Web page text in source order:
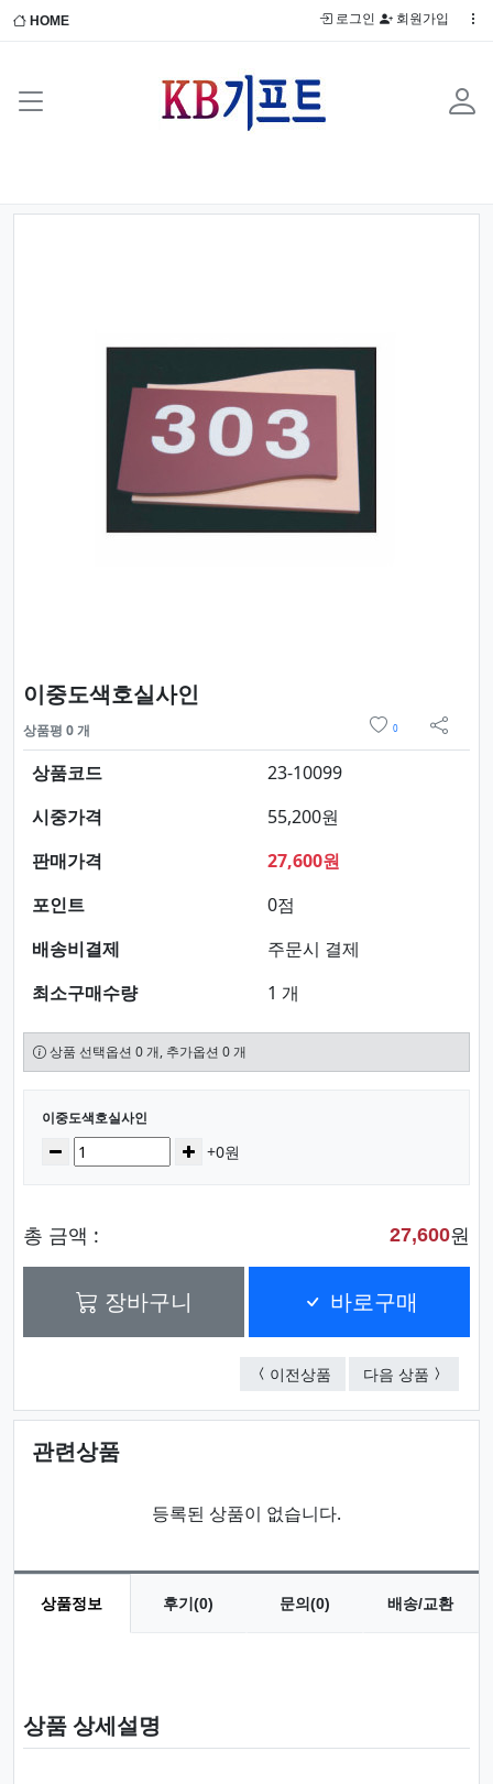
HOME 로그인 회원가입
Previous
이중도색호실사인
상품평 0 개 0
sns 공
상품코드
23-10099
시중가격
55,200원
판매가격
27,600원
포인트
0점
배송비결제
주문시 결제
최소구매수량
1 개
상품 선택옵션 0 개, 추가옵션 0 개
선택된 옵션
이중도색호실사인
수량감소 증가+0원
총 금액 : 27,600원
장바구니 바로구매
이전상품 이중도색호실사인
다음 상품 계단층
관련상품
등록된 상품이 없습니다.
상품정보 후기(0) 문의(0) 배송/교환
상품 상세설명